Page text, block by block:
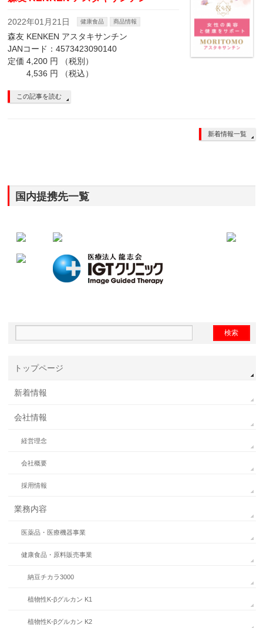
2022年01月21日 健康食品 商品情報
森友 KENKEN アスタキサンチン
JANコード：4573423090140
定価 4,200 円 （税別）
4,536 円 （税込）
この記事を読む
新着情報一覧
国内提携先一覧
トップページ
新着情報
会社情報
経営理念
会社概要
採用情報
業務内容
医薬品・医療機器事業
健康食品・原料販売事業
納豆チカラ3000
植物性K-βグルカン K1
植物性K-βグルカン K2